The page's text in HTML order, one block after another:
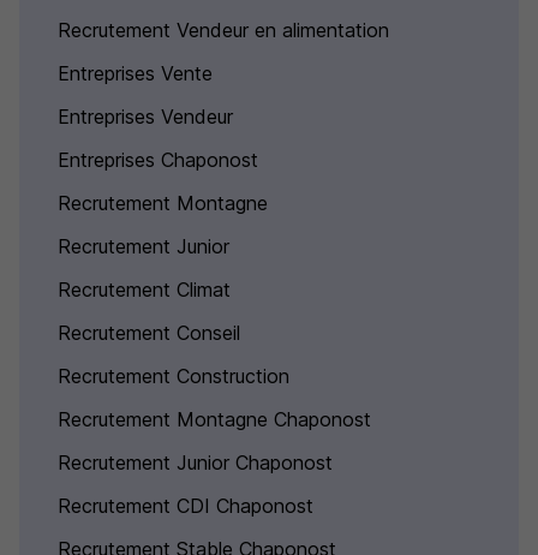
Recrutement Vendeur en alimentation
Entreprises Vente
Entreprises Vendeur
Entreprises Chaponost
Recrutement Montagne
Recrutement Junior
Recrutement Climat
Recrutement Conseil
Recrutement Construction
Recrutement Montagne Chaponost
Recrutement Junior Chaponost
Recrutement CDI Chaponost
Recrutement Stable Chaponost